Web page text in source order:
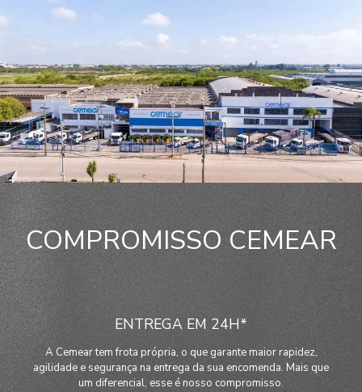
COMPROMISSO CEMEAR
ENTREGA EM 24H*
A Cemear tem frota própria, o que garante maior rapidez,
agilidade e segurança na entrega da sua encomenda. Mais que
um diferencial, esse é nosso compromisso.